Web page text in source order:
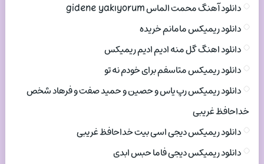
دانلود آهنگ محمت الماس gidene yakıyorum
دانلود ریمیکس مامانم خریده
دانلود اهنگ گل منه ادیم ادیم ریمیکس
دانلود ریمیکس متاسفم برای خودم نه تو
دانلود ریمیکس رپ یاس و حصین و حمید صفت و فرهاد شخص
خداحافظ غریبی
دانلود ریمیکس دیجی اسی بیت خداحافظ غریبی
دانلود ریمیکس دیجی فاما حبس ابدی